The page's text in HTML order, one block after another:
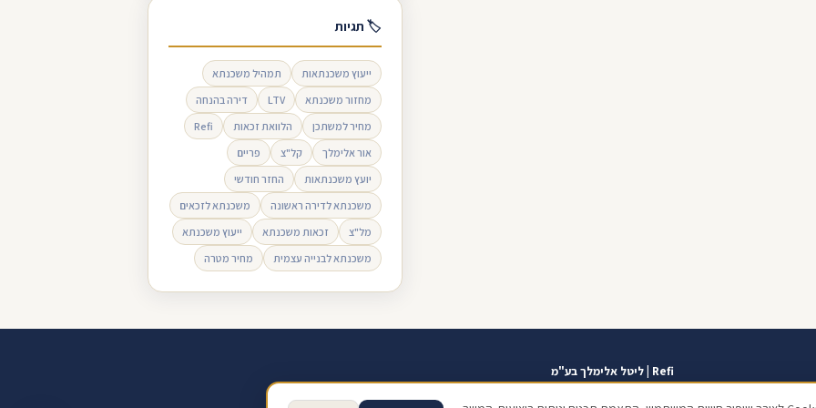
🏷 תגיות
ייעוץ משכנתאות
תמהיל משכנתא
מחזור משכנתא
LTV
דירה בהנחה
מחיר למשתכן
הלוואת זכאות
Refi
אור אלימלך
קל"צ
פריים
יועץ משכנתאות
החזר חודשי
משכנתא לדירה ראשונה
משכנתא לזכאים
מל"צ
זכאות משכנתא
ייעוץ משכנתא
משכנתא לבנייה עצמית
מחיר מטרה
Refi | ליטל אלימלך בע"מ
אזור אישי כתוב ביקורת בגוגל תנאי שימוש